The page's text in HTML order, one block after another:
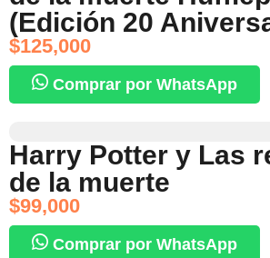
(Edición 20
$125,000
Comprar por WhatsApp
Harry Potter y Las
de la muerte
$99,000
Comprar por WhatsApp